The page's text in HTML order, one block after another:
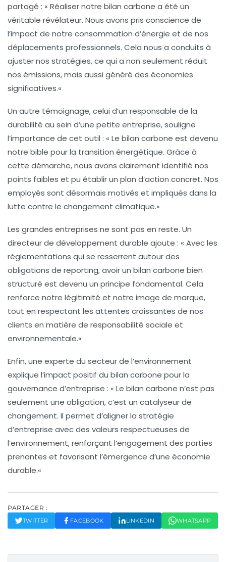
partagé : « Réaliser notre bilan carbone a été un
véritable révélateur. Nous avons pris conscience de
l’impact de notre consommation d’énergie et de nos
déplacements professionnels. Cela nous a conduits à
ajuster nos stratégies, ce qui a non seulement réduit
nos émissions, mais aussi généré des économies
significatives.«
Un autre témoignage, celui d’un responsable de la
durabilité au sein d’une petite entreprise, souligne
l’importance de cet outil : « Le bilan carbone est devenu
notre bible pour la transition énergétique. Grâce à
cette démarche, nous avons clairement identifié nos
points faibles et pu établir un plan d’action concret. Nos
employés sont désormais motivés et impliqués dans la
lutte contre le changement climatique.«
Les grandes entreprises ne sont pas en reste. Un
directeur de développement durable ajoute : « Avec les
réglementations qui se resserrent autour des
obligations de reporting, avoir un bilan carbone bien
structuré est devenu un principe fondamental. Cela
renforce notre légitimité et notre image de marque,
tout en respectant les attentes croissantes de nos
clients en matière de responsabilité sociale et
environnementale.«
Enfin, une experte du secteur de l’environnement
explique l’impact positif du bilan carbone pour la
gouvernance d’entreprise : « Le bilan carbone n’est pas
seulement une obligation, c’est un catalyseur de
changement. Il permet d’aligner la stratégie
d’entreprise avec des valeurs respectueuses de
l’environnement, renforçant l’engagement des parties
prenantes et favorisant l’émergence d’une économie
durable.«
PARTAGER :
TWITTER FACEBOOK LINKEDIN WHATSAPP